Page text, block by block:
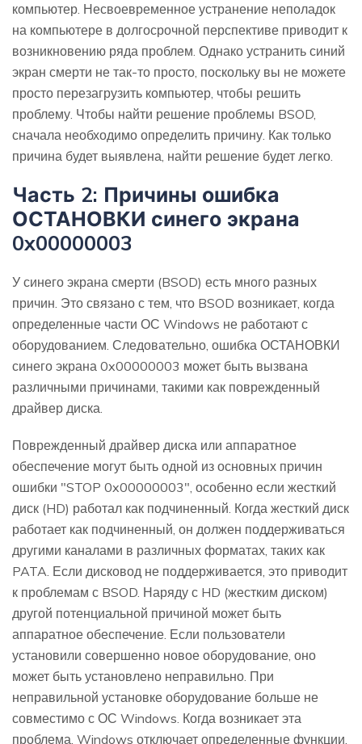
компьютер. Несвоевременное устранение неполадок
на компьютере в долгосрочной перспективе приводит к
возникновению ряда проблем. Однако устранить синий
экран смерти не так-то просто, поскольку вы не можете
просто перезагрузить компьютер, чтобы решить
проблему. Чтобы найти решение проблемы BSOD,
сначала необходимо определить причину. Как только
причина будет выявлена, найти решение будет легко.
Часть 2: Причины ошибка
ОСТАНОВКИ синего экрана
0x00000003
У синего экрана смерти (BSOD) есть много разных
причин. Это связано с тем, что BSOD возникает, когда
определенные части ОС Windows не работают с
оборудованием. Следовательно, ошибка ОСТАНОВКИ
синего экрана 0x00000003 может быть вызвана
различными причинами, такими как поврежденный
драйвер диска.
Поврежденный драйвер диска или аппаратное
обеспечение могут быть одной из основных причин
ошибки "STOP 0x00000003", особенно если жесткий
диск (HD) работал как подчиненный. Когда жесткий диск
работает как подчиненный, он должен поддерживаться
другими каналами в различных форматах, таких как
PATA. Если дисковод не поддерживается, это приводит
к проблемам с BSOD. Наряду с HD (жестким диском)
другой потенциальной причиной может быть
аппаратное обеспечение. Если пользователи
установили совершенно новое оборудование, оно
может быть установлено неправильно. При
неправильной установке оборудование больше не
совместимо с ОС Windows. Когда возникает эта
проблема, Windows отключает определенные функции,